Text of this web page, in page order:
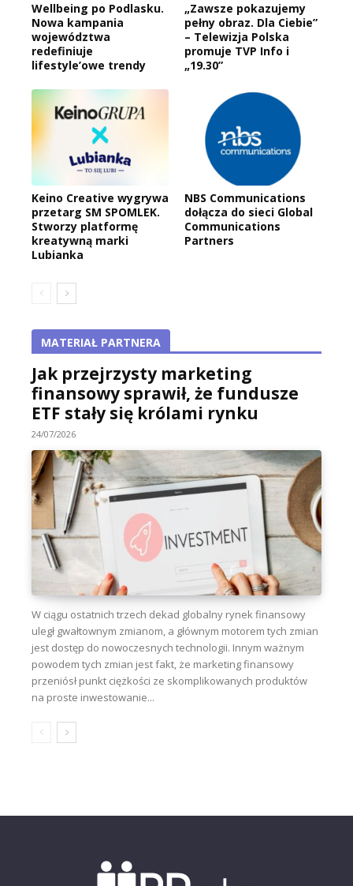
Wellbeing po Podlasku.
Nowa kampania
województwa
redefiniuje
lifestyle’owe trendy
„Zawsze pokazujemy
pełny obraz. Dla Ciebie”
– Telewizja Polska
promuje TVP Info i
„19.30”
Keino Creative wygrywa
przetarg SM SPOMLEK.
Stworzy platformę
kreatywną marki
Lubianka
NBS Communications
dołącza do sieci Global
Communications
Partners
MATERIAŁ PARTNERA
Jak przejrzysty marketing
finansowy sprawił, że fundusze
ETF stały się królami rynku
24/07/2026
W ciągu ostatnich trzech dekad globalny rynek finansowy
uległ gwałtownym zmianom, a głównym motorem tych zmian
jest dostęp do nowoczesnych technologii. Innym ważnym
powodem tych zmian jest fakt, że marketing finansowy
przeniósł punkt ciężkości ze skomplikowanych produktów
na proste inwestowanie...